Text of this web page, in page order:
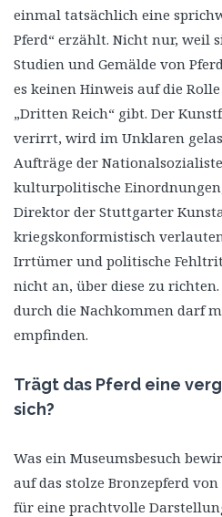
einmal tatsächlich eine
Pferd“ erzählt. Nicht nur, weil
Studien und Gemälde von
es keinen Hinweis auf die
„Dritten Reich“ gibt. Der
verirrt, wird im Unklaren
Aufträge der
kulturpolitische
Direktor der Stuttgarter
kriegskonformistisch
Irrtümer und politische
nicht an, über diese zu
durch die Nachkommen darf
empfinden.
Trägt das Pferd eine
sich?
Was ein Museumsbesuch
auf das stolze Bronzepferd von
für eine prachtvolle